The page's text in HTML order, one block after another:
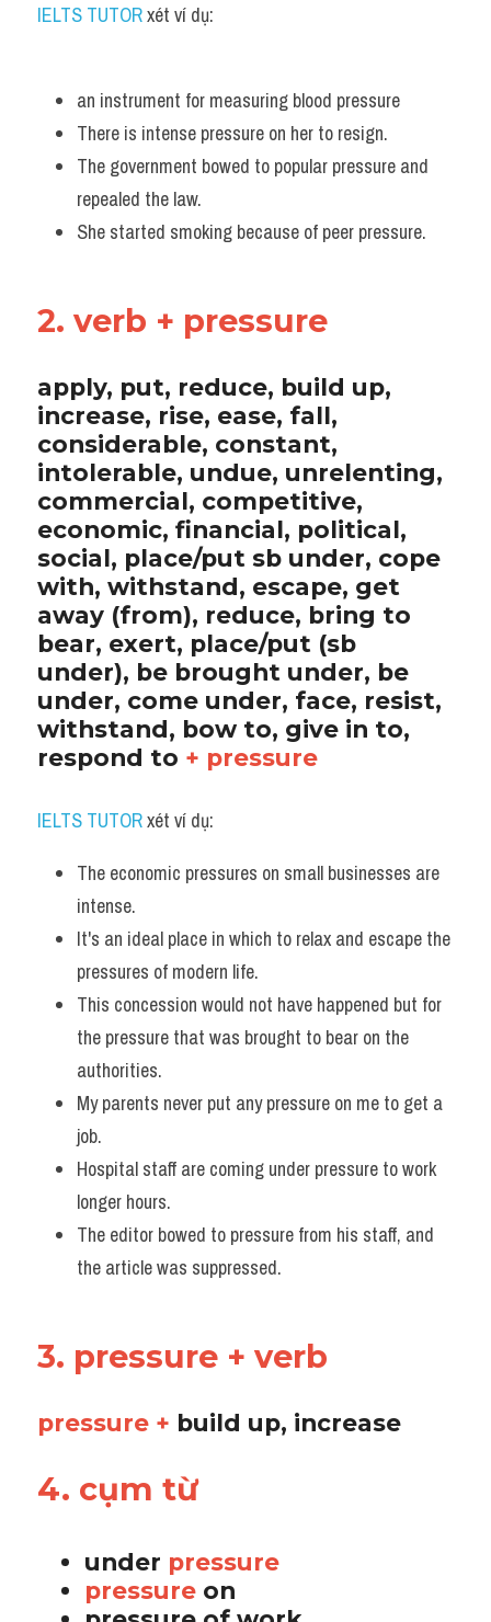
IELTS TUTOR xét ví dụ:
an instrument for measuring blood pressure
There is intense pressure on her to resign.
The government bowed to popular pressure and
repealed the law.
She started smoking because of peer pressure.
2. verb + pressure
apply, put, reduce, build up,
increase, rise, ease, fall,
considerable, constant,
intolerable, undue, unrelenting,
commercial, competitive,
economic, financial, political,
social, place/put sb under, cope
with, withstand, escape, get
away (from), reduce, bring to
bear, exert, place/put (sb
under), be brought under, be
under, come under, face, resist,
withstand, bow to, give in to,
respond to + pressure
IELTS TUTOR xét ví dụ:
The economic pressures on small businesses are
intense.
It's an ideal place in which to relax and escape the
pressures of modern life.
This concession would not have happened but for
the pressure that was brought to bear on the
authorities.
My parents never put any pressure on me to get a
job.
Hospital staff are coming under pressure to work
longer hours.
The editor bowed to pressure from his staff, and
the article was suppressed.
3. pressure + verb
pressure + build up, increase
4. cụm từ
under pressure
pressure on